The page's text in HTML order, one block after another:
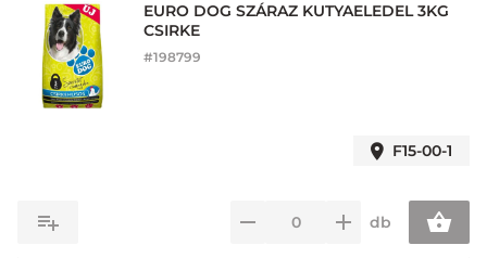
EURO DOG SZÁRAZ KUTYAELEDEL 3KG
CSIRKE
#198799
F15-00-1
db